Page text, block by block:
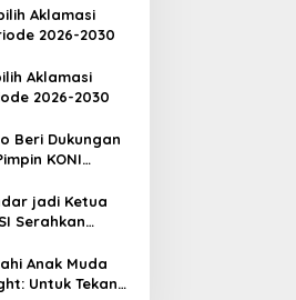
Aklamasi
2026-2030
Aklamasi
2026-2030
Beri Dukungan
KONI
jadi Ketua
Serahkan
Anak Muda
Untuk Tekan